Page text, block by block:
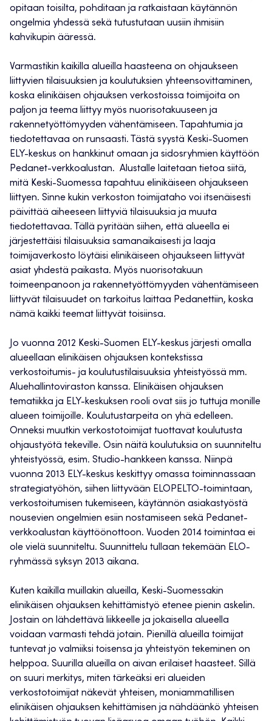
opitaan toisilta, pohditaan ja ratkaistaan käytännön
ongelmia yhdessä sekä tutustutaan uusiin ihmisiin
kahvikupin ääressä.
Varmastikin kaikilla alueilla haasteena on ohjaukseen
liittyvien tilaisuuksien ja koulutuksien yhteensovittaminen,
koska elinikäisen ohjauksen verkostoissa toimijoita on
paljon ja teema liittyy myös nuorisotakuuseen ja
rakennetyöttömyyden vähentämiseen. Tapahtumia ja
tiedotettavaa on runsaasti. Tästä syystä Keski-Suomen
ELY-keskus on hankkinut omaan ja sidosryhmien käyttöön
Pedanet-verkkoalustan. Alustalle laitetaan tietoa siitä,
mitä Keski-Suomessa tapahtuu elinikäiseen ohjaukseen
liittyen. Sinne kukin verkoston toimijataho voi itsenäisesti
päivittää aiheeseen liittyviä tilaisuuksia ja muuta
tiedotettavaa. Tällä pyritään siihen, että alueella ei
järjestettäisi tilaisuuksia samanaikaisesti ja laaja
toimijaverkosto löytäisi elinikäiseen ohjaukseen liittyvät
asiat yhdestä paikasta. Myös nuorisotakuun
toimeenpanoon ja rakennetyöttömyyden vähentämiseen
liittyvät tilaisuudet on tarkoitus laittaa Pedanettiin, koska
nämä kaikki teemat liittyvät toisiinsa.
Jo vuonna 2012 Keski-Suomen ELY-keskus järjesti omalla
alueellaan elinikäisen ohjauksen kontekstissa
verkostoitumis- ja koulutustilaisuuksia yhteistyössä mm.
Aluehallintoviraston kanssa. Elinikäisen ohjauksen
tematiikka ja ELY-keskuksen rooli ovat siis jo tuttuja monille
alueen toimijoille. Koulutustarpeita on yhä edelleen.
Onneksi muutkin verkostotoimijat tuottavat koulutusta
ohjaustyötä tekeville. Osin näitä koulutuksia on suunniteltu
yhteistyössä, esim. Studio-hankkeen kanssa. Niinpä
vuonna 2013 ELY-keskus keskittyy omassa toiminnassaan
strategiatyöhön, siihen liittyvään ELOPELTO-toimintaan,
verkostoitumisen tukemiseen, käytännön asiakastyöstä
nousevien ongelmien esiin nostamiseen sekä Pedanet-
verkkoalustan käyttöönottoon. Vuoden 2014 toimintaa ei
ole vielä suunniteltu. Suunnittelu tullaan tekemään ELO-
ryhmässä syksyn 2013 aikana.
Kuten kaikilla muillakin alueilla, Keski-Suomessakin
elinikäisen ohjauksen kehittämistyö etenee pienin askelin.
Jostain on lähdettävä liikkeelle ja jokaisella alueella
voidaan varmasti tehdä jotain. Pienillä alueilla toimijat
tuntevat jo valmiiksi toisensa ja yhteistyön tekeminen on
helppoa. Suurilla alueilla on aivan erilaiset haasteet. Sillä
on suuri merkitys, miten tärkeäksi eri alueiden
verkostotoimijat näkevät yhteisen, moniammatillisen
elinikäisen ohjauksen kehittämisen ja nähdäänkö yhteisen